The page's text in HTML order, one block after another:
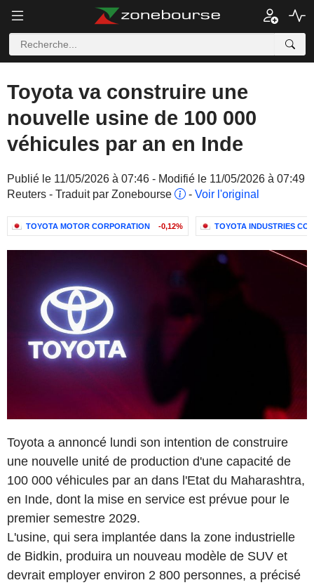
Toyota va construire une
nouvelle usine de 100 000
véhicules par an en Inde
Publié le 11/05/2026 à 07:46 - Modifié le 11/05/2026 à 07:49
Reuters - Traduit par Zonebourse
- Voir l'original
TOYOTA MOTOR CORPORATION -0,12% TOYOTA INDUSTRIES
Toyota a annoncé lundi son intention de construire
une nouvelle unité de production d'une capacité de
100 000 véhicules par an dans l'Etat du Maharashtra,
en Inde, dont la mise en service est prévue pour le
premier semestre 2029.
L'usine, qui sera implantée dans la zone industrielle
de Bidkin, produira un nouveau modèle de SUV et
devrait employer environ 2 800 personnes, a précisé